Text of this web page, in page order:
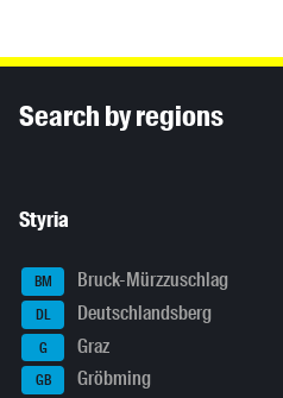
Search by regions
Styria
BM Bruck-Mürzzuschlag
DL Deutschlandsberg
G Graz
GB Gröbming